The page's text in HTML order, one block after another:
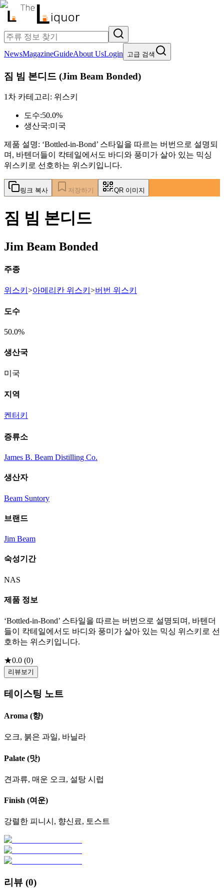
NewsMagazineGuideAbout UsLogin 고급 검색
짐 빔 본디드 (Jim Beam Bonded)
1차 카테고리: 위스키
도수:50.0%
생산국:미국
제품 설명: ‘Bottled-in-Bond’ 스타일을 따르는 버번으로 설명되
며, 바텐더들이 칵테일에서도 바디와 풍미가 살아 있는 믹싱
위스키로 선호하는 위스키입니다.
링크 복사 저장하기 QR 이미지
짐 빔 본디드
Jim Beam Bonded
주종
위스키 >아메리칸 위스키 >버번 위스키
도수
50.0%
생산국
미국
지역
켄터키
증류소
James B. Beam Distilling Co.
생산자
Beam Suntory
브랜드
Jim Beam
숙성기간
NAS
제품 정보
‘Bottled-in-Bond’ 스타일을 따르는 버번으로 설명되며, 바텐더
들이 칵테일에서도 바디와 풍미가 살아 있는 믹싱 위스키로 선
호하는 위스키입니다.
★0.0 (0)
리뷰보기
테이스팅 노트
Aroma (향)
오크, 붉은 과일, 바닐라
Palate (맛)
견과류, 매운 오크, 설탕 시럽
Finish (여운)
강렬한 피니시, 향신료, 토스트
리뷰 (0)